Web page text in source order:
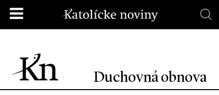
Duchovná obnova